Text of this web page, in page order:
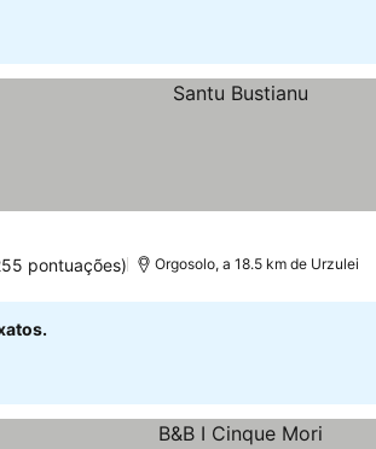
pontuações) Orgosolo, a 18.5 km de Urzulei